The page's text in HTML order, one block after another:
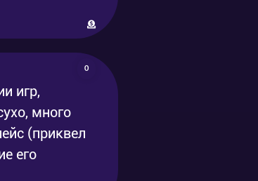
0
игр,
много
(приквел
его